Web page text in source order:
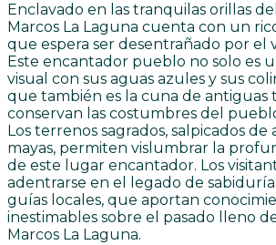
Enclavado en las tranquilas orillas
Marcos La Laguna cuenta con un
que espera ser desentrañado por el
Este encantador pueblo no solo es
visual con sus aguas azules y sus
que también es la cuna de antiguas
conservan las costumbres del
Los terrenos sagrados, salpicados
mayas, permiten vislumbrar la
de este lugar encantador. Los
adentrarse en el legado de
guías locales, que aportan
inestimables sobre el pasado lleno
Marcos La Laguna.